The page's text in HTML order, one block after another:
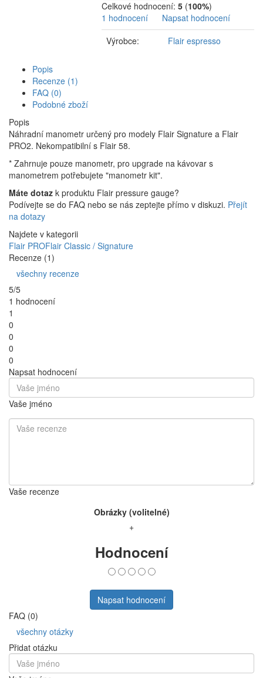
Celkové hodnocení: 5 (100%)
1 hodnocení
Napsat hodnocení
Výrobce:
Flair espresso
Popis
Recenze (1)
FAQ (0)
Podobné zboží
Popis
Náhradní manometr určený pro modely Flair Signature a Flair
PRO2. Nekompatibilní s Flair 58.
* Zahrnuje pouze manometr, pro upgrade na kávovar s
manometrem potřebujete "manometr kit".
Máte dotaz k produktu Flair pressure gauge?
Podívejte se do FAQ nebo se nás zeptejte přímo v diskuzi. Přejít
na dotazy
Najdete v kategorii
Flair PROFlair Classic / Signature
Recenze (1)
všechny recenze
5/5
1 hodnocení
1
0
0
0
0
Napsat hodnocení
Vaše jméno
Vaše recenze
Obrázky (volitelné)
+
Hodnocení
Napsat hodnocení
FAQ (0)
všechny otázky
Přidat otázku